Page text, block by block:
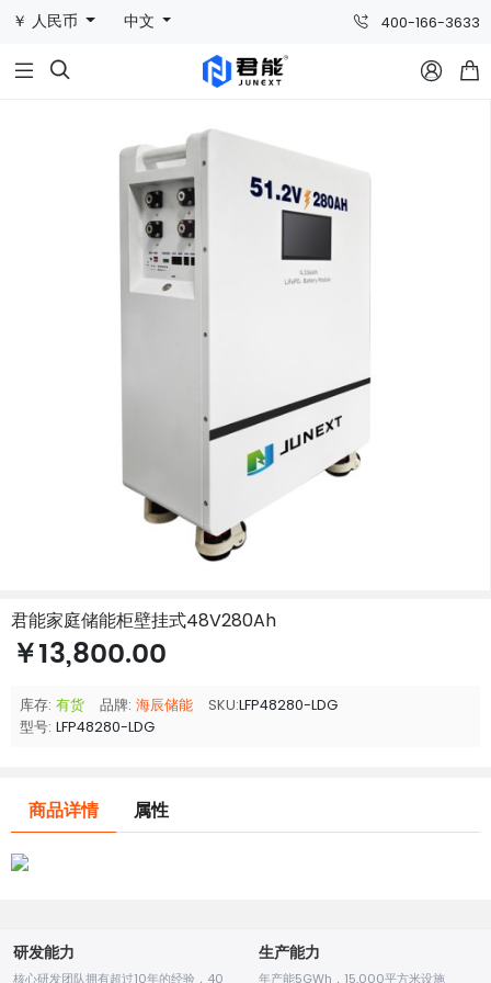
￥ 人民币 中文 400-166-3633
  
君能家庭储能柜壁挂式48V280Ah
￥13,800.00
库存: 有货 品牌: 海辰储能 SKU:LFP48280-LDG
型号: LFP48280-LDG
商品详情 属性
研发能力
核心研发团队拥有超过10年的经验，40
生产能力
年产能5GWh，15,000平方米设施